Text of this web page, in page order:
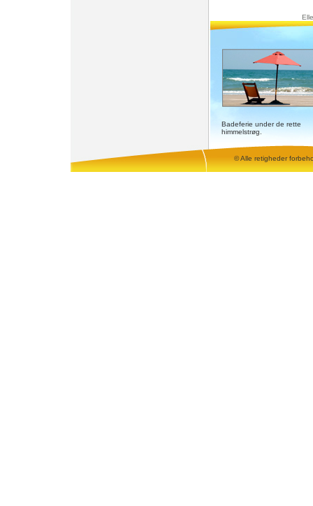
Badeferie under de rette
himmelstrøg.
© Alle retigheder